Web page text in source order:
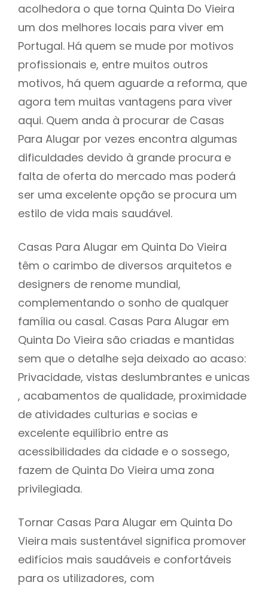
acolhedora o que torna Quinta Do Vieira
um dos melhores locais para viver em
Portugal. Há quem se mude por motivos
profissionais e, entre muitos outros
motivos, há quem aguarde a reforma, que
agora tem muitas vantagens para viver
aqui. Quem anda à procurar de Casas
Para Alugar por vezes encontra algumas
dificuldades devido à grande procura e
falta de oferta do mercado mas poderá
ser uma excelente opção se procura um
estilo de vida mais saudável.
Casas Para Alugar em Quinta Do Vieira
têm o carimbo de diversos arquitetos e
designers de renome mundial,
complementando o sonho de qualquer
família ou casal. Casas Para Alugar em
Quinta Do Vieira são criadas e mantidas
sem que o detalhe seja deixado ao acaso:
Privacidade, vistas deslumbrantes e unicas
, acabamentos de qualidade, proximidade
de atividades culturias e socias e
excelente equilíbrio entre as
acessibilidades da cidade e o sossego,
fazem de Quinta Do Vieira uma zona
privilegiada.
Tornar Casas Para Alugar em Quinta Do
Vieira mais sustentável significa promover
edifícios mais saudáveis e confortáveis
para os utilizadores, com